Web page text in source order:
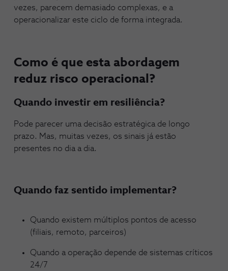
vezes, parecem demasiado complexas, e a
operacionalizar este ciclo de forma integrada.
Como é que esta abordagem
reduz risco operacional?
Quando investir em resiliência?
Pode parecer uma decisão estratégica de longo
prazo. Mas, muitas vezes, os sinais já estão
presentes no dia a dia.
Quando faz sentido implementar?
Quando existem múltiplos pontos de acesso
(filiais, remoto, parceiros)
Quando a operação depende de sistemas críticos
24/7